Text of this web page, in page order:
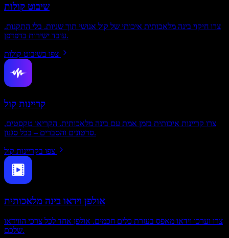
שיבוט קולות
צרו חיקוי בינה מלאכותית איכותי של קול אנושי תוך שניות. בלי התקנות.
עובד ישירות בדפדפן.
צפו בשיבוט קולות
קריינות קול
צרו קריינות איכותית בזמן אמת עם בינה מלאכותית. הקריאו טקסטים,
סרטונים והסברים – בכל סגנון.
צפו בקריינות קול
אולפן וידאו בינה מלאכותית
צרו וערכו וידאו מאפס בעזרת כלים חכמים. אולפן אחד לכל צרכי הווידאו
שלכם.